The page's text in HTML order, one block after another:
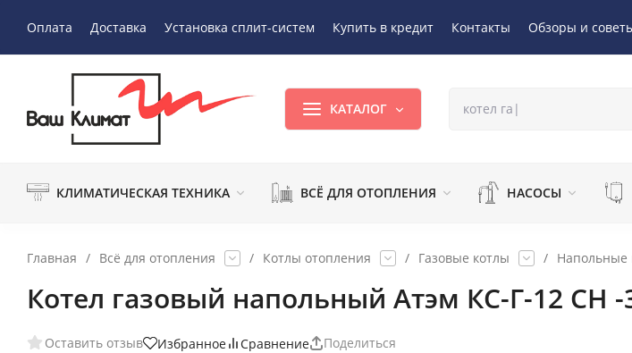
Оплата Доставка Установка сплит-систем Купить в кредит Контакты Обзоры и
КАТАЛОГ
КЛИМАТИЧЕСКАЯ ТЕХНИКА ВСЁ ДЛЯ ОТОПЛЕНИЯ НАСОСЫ
Главная / Всё для отопления / Котлы отопления / Газовые котлы / Напольные
Котел газовый напольный Атэм КС-Г-12 СН
Оставить отзыв Избранное Сравнение Поделиться